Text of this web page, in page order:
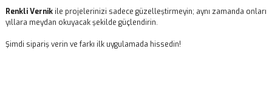
Renkli Vernik ile projelerinizi sadece güzelleştirmeyin; aynı zamanda onları
yıllara meydan okuyacak şekilde güçlendirin.
Şimdi sipariş verin ve farkı ilk uygulamada hissedin!